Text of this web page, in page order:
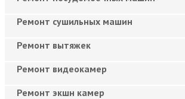
Ремонт сушильных машин
Ремонт вытяжек
Ремонт видеокамер
Ремонт экшн камер